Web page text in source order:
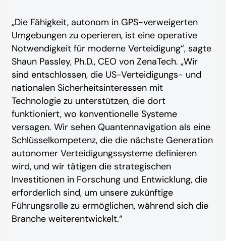
„Die Fähigkeit, autonom in GPS-verweigerten
Umgebungen zu operieren, ist eine operative
Notwendigkeit für moderne Verteidigung“, sagte
Shaun Passley, Ph.D., CEO von ZenaTech. „Wir
sind entschlossen, die US-Verteidigungs- und
nationalen Sicherheitsinteressen mit
Technologie zu unterstützen, die dort
funktioniert, wo konventionelle Systeme
versagen. Wir sehen Quantennavigation als eine
Schlüsselkompetenz, die die nächste Generation
autonomer Verteidigungssysteme definieren
wird, und wir tätigen die strategischen
Investitionen in Forschung und Entwicklung, die
erforderlich sind, um unsere zukünftige
Führungsrolle zu ermöglichen, während sich die
Branche weiterentwickelt.“